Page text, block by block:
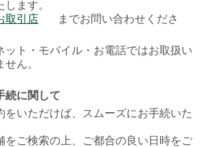
ます。
取引店
までお問い合わせくださ
ット・モバイル・お電話ではお取扱い
せん。
続に関して
をいただけば、スムーズにお手続いた
をご検索の上、ご都合の良い日時をご